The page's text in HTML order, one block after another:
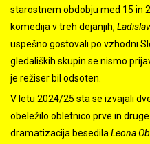
starostnem obdobju med 15 in
komedija v treh dejanjih,
uspešno gostovali po vzhodni
gledaliških skupin se nismo
je režiser bil odsoten.
V letu 2024/25 sta se izvajali
obeležilo obletnico prve in
dramatizacija besedilaLeona